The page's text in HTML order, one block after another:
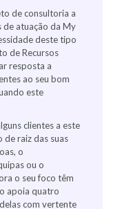
de consultoria a
de atuação da My
deste tipo
de Recursos
resposta a
ao seu bom
este
clientes a este
de raiz das suas
o
ou o
o seu foco têm
apoia quatro
com vertente